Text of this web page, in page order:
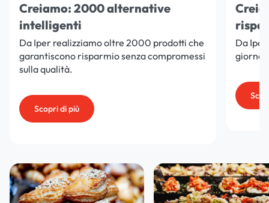
Creiamo: 2000 alternative
intelligenti
Da Iper realizziamo oltre 2000 prodotti che
garantiscono risparmio senza compromessi
sulla qualità.
Scopri di più
Da
giorno,